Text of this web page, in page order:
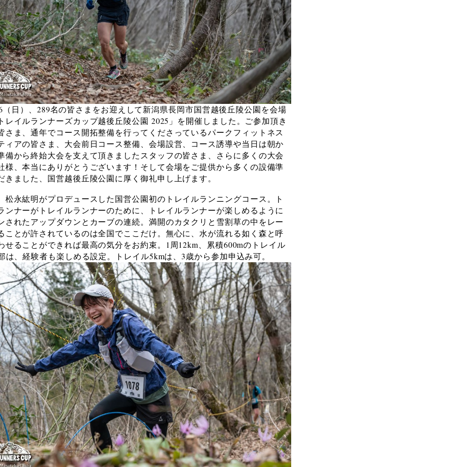
（日）、289名の皆さまをお迎えして新潟県長岡市国営越後丘陵公園を会場
レイルランナーズカップ越後丘陵公園 2025」を開催しました。ご参加頂き
さま、通年でコース開拓整備を行ってくださっているパークフィットネス
ィアの皆さま、大会前日コース整備、会場設営、コース誘導や当日は朝か
備から終始大会を支えて頂きましたスタッフの皆さま、さらに多くの大会
様、本当にありがとうございます！そして会場をご提供から多くの設備準
きました、国営越後丘陵公園に厚く御礼申し上げます。
松永紘明がプロデュースした国営公園初のトレイルランニングコース。ト
ンナーがトレイルランナーのために、トレイルランナーが楽しめるように
されたアップダウンとカーブの連続。満開のカタクリと雪割草の中をレー
ことが許されているのは全国でここだけ。無心に、水が流れる如く森と呼
せることができれば最高の気分をお約束。1周12km、累積600mのトレイル
は、経験者も楽しめる設定。トレイル5kmは、3歳から参加申込み可。